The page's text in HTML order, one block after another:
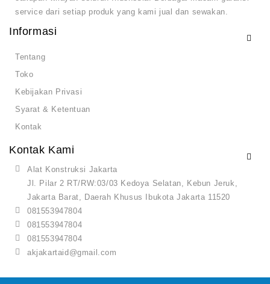
service dari setiap produk yang kami jual dan sewakan.
Informasi
Tentang
Toko
Kebijakan Privasi
Syarat & Ketentuan
Kontak
Kontak Kami
Alat Konstruksi Jakarta
Jl. Pilar 2 RT/RW:03/03 Kedoya Selatan, Kebun Jeruk,
Jakarta Barat, Daerah Khusus Ibukota Jakarta 11520
081553947804
081553947804
081553947804
akjakartaid@gmail.com